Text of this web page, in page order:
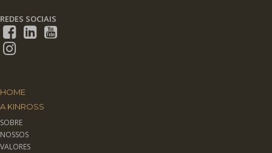
REDES SOCIAIS
HOME
A KINROSS
SOBRE
NOSSOS
VALORES